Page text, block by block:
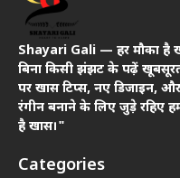
Shayari Gali — हर मौका है
बिना किसी झंझट के पढ़ें
पर खास टिप्स, नए डिजाइन,
रंगीन बनाने के लिए जुड़े रहिए
है खास।"
Categories